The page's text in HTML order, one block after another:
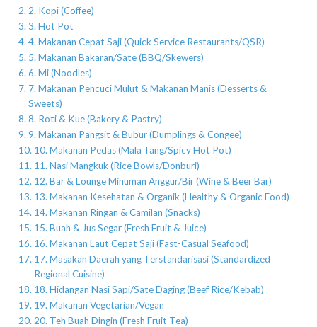
2. Kopi (Coffee)
3. Hot Pot
4. Makanan Cepat Saji (Quick Service Restaurants/QSR)
5. Makanan Bakaran/Sate (BBQ/Skewers)
6. Mi (Noodles)
7. Makanan Pencuci Mulut & Makanan Manis (Desserts &
Sweets)
8. Roti & Kue (Bakery & Pastry)
9. Makanan Pangsit & Bubur (Dumplings & Congee)
10. Makanan Pedas (Mala Tang/Spicy Hot Pot)
11. Nasi Mangkuk (Rice Bowls/Donburi)
12. Bar & Lounge Minuman Anggur/Bir (Wine & Beer Bar)
13. Makanan Kesehatan & Organik (Healthy & Organic Food)
14. Makanan Ringan & Camilan (Snacks)
15. Buah & Jus Segar (Fresh Fruit & Juice)
16. Makanan Laut Cepat Saji (Fast-Casual Seafood)
17. Masakan Daerah yang Terstandarisasi (Standardized
Regional Cuisine)
18. Hidangan Nasi Sapi/Sate Daging (Beef Rice/Kebab)
19. Makanan Vegetarian/Vegan
20. Teh Buah Dingin (Fresh Fruit Tea)